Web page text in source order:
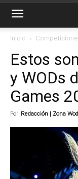
Inicio
Estos
y WODs
Games
Por Redacción | Zona Wod